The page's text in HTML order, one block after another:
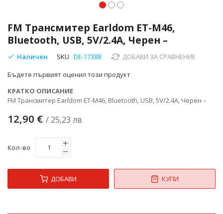
FM Трансмитер Earldom ET-M46,
Bluetooth, USB, 5V/2.4A, Черен –
Наличен SKU DE-17388 ДОБАВИ ЗА СРАВНЕНИЕ
Бъдете първият оценил този продукт
КРАТКО ОПИСАНИЕ
FM Трансмитер Earldom ET-M46, Bluetooth, USB, 5V/2.4A, Черен –
12,90 € / 25,23 лв
Кол-во
ДОБАВИ КУПИ
към
началото
на
галерия
снимки